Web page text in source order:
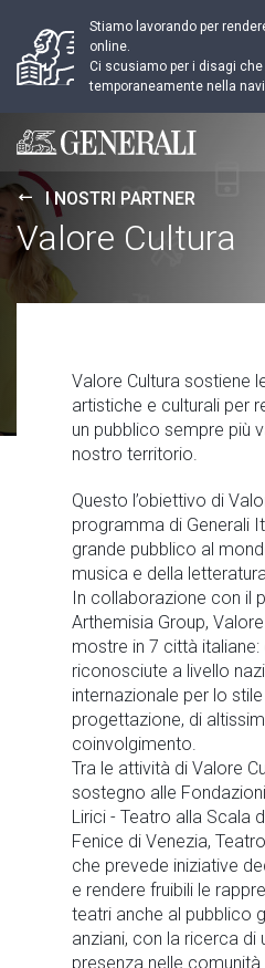
Stiamo lavorando per
online.
Ci scusiamo per i disagi
temporaneamente nella
Generali logo
I NOSTRI PARTNER
Valore Cultura
Valore Cultura sostiene
artistiche e culturali per
un pubblico sempre più
nostro territorio.
Questo l’obiettivo di
programma di Generali
grande pubblico al
musica e della
In collaborazione con il
Arthemisia Group,
mostre in 7 città
riconosciute a livello
internazionale per lo
progettazione, di
coinvolgimento.
Tra le attività di Valore
sostegno alle
Lirici - Teatro alla Scala
Fenice di Venezia,
che prevede iniziative
e rendere fruibili le
teatri anche al pubblico
anziani, con la ricerca di
presenza nelle comunità